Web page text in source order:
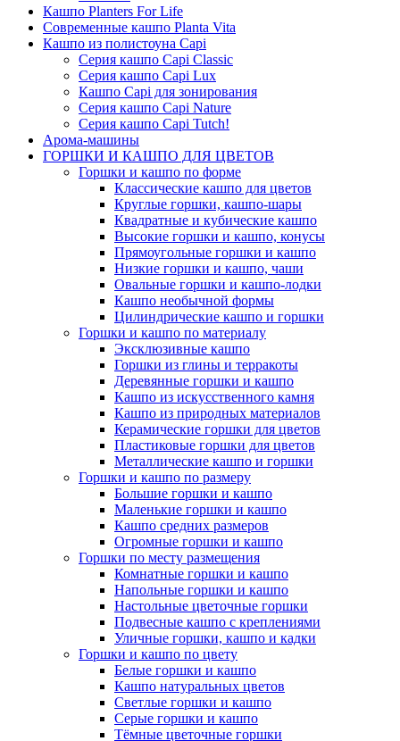
Кашпо Planters For Life
Современные кашпо Planta Vita
Кашпо из полистоуна Capi
Серия кашпо Capi Classic
Серия кашпо Capi Lux
Кашпо Capi для зонирования
Серия кашпо Capi Nature
Серия кашпо Capi Tutch!
Арома-машины
ГОРШКИ И КАШПО ДЛЯ ЦВЕТОВ
Горшки и кашпо по форме
Классические кашпо для цветов
Круглые горшки, кашпо-шары
Квадратные и кубические кашпо
Высокие горшки и кашпо, конусы
Прямоугольные горшки и кашпо
Низкие горшки и кашпо, чаши
Овальные горшки и кашпо-лодки
Кашпо необычной формы
Цилиндрические кашпо и горшки
Горшки и кашпо по материалу
Эксклюзивные кашпо
Горшки из глины и терракоты
Деревянные горшки и кашпо
Кашпо из искусственного камня
Кашпо из природных материалов
Керамические горшки для цветов
Пластиковые горшки для цветов
Металлические кашпо и горшки
Горшки и кашпо по размеру
Большие горшки и кашпо
Маленькие горшки и кашпо
Кашпо средних размеров
Огромные горшки и кашпо
Горшки по месту размещения
Комнатные горшки и кашпо
Напольные горшки и кашпо
Настольные цветочные горшки
Подвесные кашпо с креплениями
Уличные горшки, кашпо и кадки
Горшки и кашпо по цвету
Белые горшки и кашпо
Кашпо натуральных цветов
Светлые горшки и кашпо
Серые горшки и кашпо
Тёмные цветочные горшки